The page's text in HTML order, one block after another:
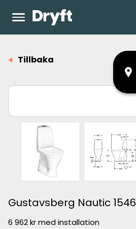
Tillbaka
Gustavsberg Nautic 1546
6 962 krmed installation